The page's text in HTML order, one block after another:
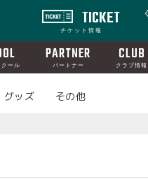
TICKET
チケット情報
ール
PARTNER
パートナー
CLUB
クラブ情報
グッズ その他